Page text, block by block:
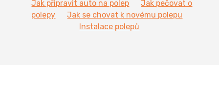
Jak připravit auto na polep
Jak pečovat o
polepy
Jak se chovat k novému polepu
Instalace polepů